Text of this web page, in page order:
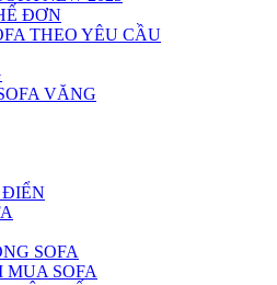
ĐƠN
THEO YÊU CẦU
VĂNG
ĐIỂN
SOFA
SOFA